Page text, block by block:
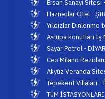
Ersan Sanayi Sitesi
Haznedar Otel -
Yııldızlar
Avrupa konutları İş
Sayar Petrol -
Ceo Milano
Akyüz Veranda
Tepekent Villaları -
TÜM